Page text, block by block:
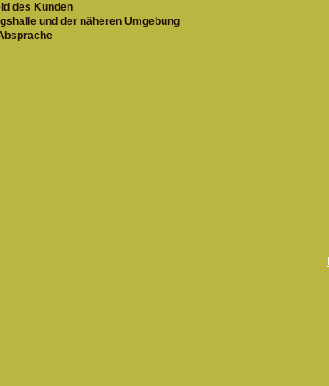
des Kunden
und der näheren Umgebung